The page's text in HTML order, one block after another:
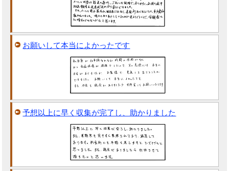
お願いして本当によかったです
予想以上に早く収集が完了し、助かりました